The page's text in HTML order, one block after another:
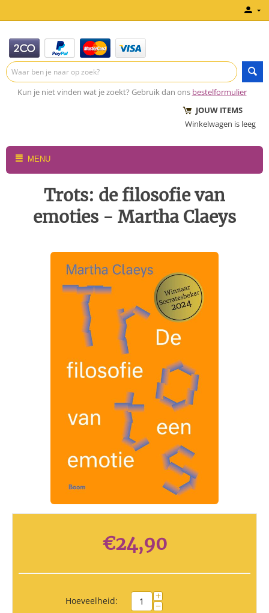
Kun je niet vinden wat je zoekt? Gebruik dan ons bestelformulier
JOUW ITEMS
Winkelwagen is leeg
MENU
Trots: de filosofie van
emoties - Martha Claeys
€24,90
Hoeveelheid: +
−